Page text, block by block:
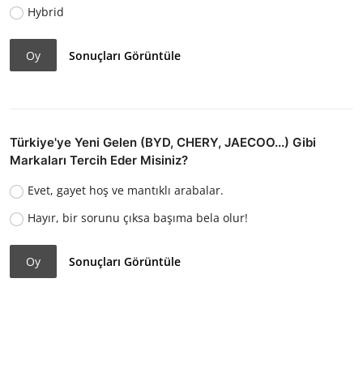
Hybrid
Oy Sonuçları Görüntüle
Türkiye'ye Yeni Gelen (BYD, CHERY, JAECOO...) Gibi
Markaları Tercih Eder Misiniz?
Evet, gayet hoş ve mantıklı arabalar.
Hayır, bir sorunu çıksa başıma bela olur!
Oy Sonuçları Görüntüle